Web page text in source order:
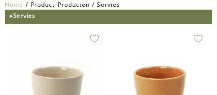
Home / Product Producten / Servies
▸Servies